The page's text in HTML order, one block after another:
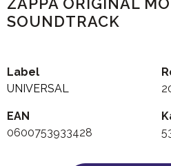
ZAPPA ORIGINAL
SOUNDTRACK
Label
UNIVERSAL
EAN
0600753933428